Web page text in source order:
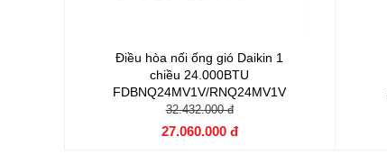
Điều hòa nối ống gió Daikin 1
chiều 24.000BTU
FDBNQ24MV1V/RNQ24MV1V
32.432.000 đ
27.060.000 đ